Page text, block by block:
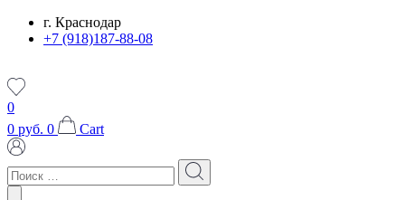
Перейтиг. Краснодар
+7 (918)187-88-08
0
0 руб. 0 Cart